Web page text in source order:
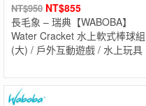
NT$950 NT$855
長毛象 – 瑞典【WABOBA】
Water Cracket 水上軟式棒球組
(大) / 戶外互動遊戲 / 水上玩具